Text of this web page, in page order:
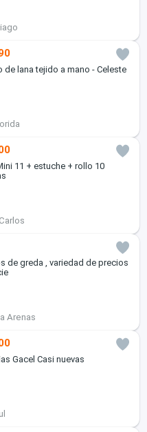
de lana tejido a mano - Celeste
11 + estuche + rollo 10
de greda , variedad de precios
Arenas
Gacel Casi nuevas